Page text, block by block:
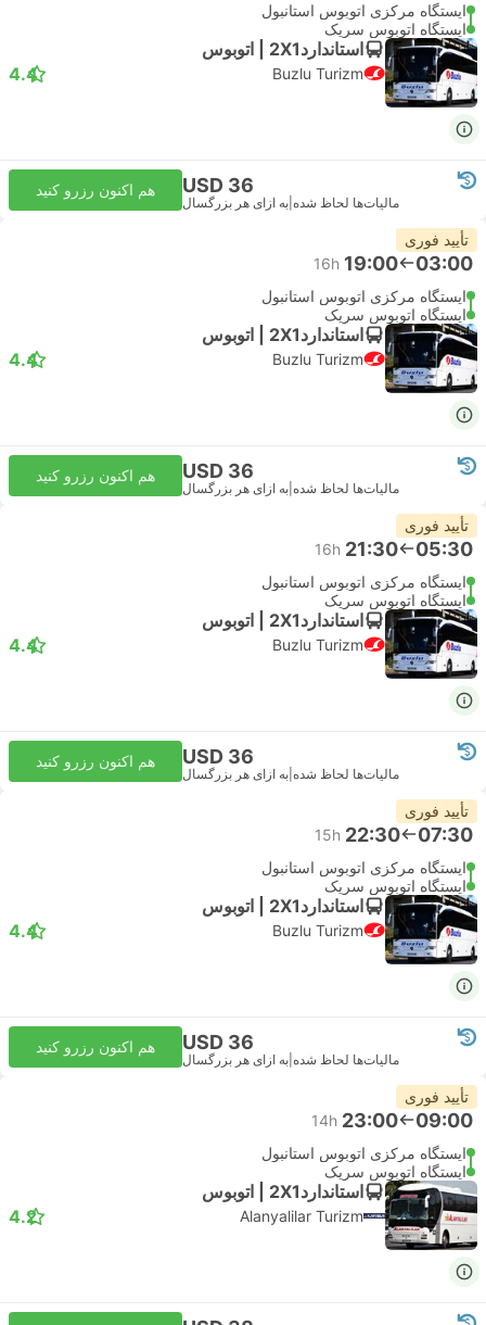
ایستگاه مرکزی اتوبوس استانبول
ایستگاه اتوبوس سریک
استاندارد2X1 | اتوبوس
Buzlu Turizm
4.4
USD 36
مالیات‌ها لحاظ شده به ازای هر بزرگسال
هم اکنون رزرو کنید
تأیید فوری
03:00
19:00
16h
ایستگاه مرکزی اتوبوس استانبول
ایستگاه اتوبوس سریک
استاندارد2X1 | اتوبوس
Buzlu Turizm
4.4
USD 36
مالیات‌ها لحاظ شده به ازای هر بزرگسال
هم اکنون رزرو کنید
تأیید فوری
05:30
21:30
16h
ایستگاه مرکزی اتوبوس استانبول
ایستگاه اتوبوس سریک
استاندارد2X1 | اتوبوس
Buzlu Turizm
4.4
USD 36
مالیات‌ها لحاظ شده به ازای هر بزرگسال
هم اکنون رزرو کنید
تأیید فوری
07:30
22:30
15h
ایستگاه مرکزی اتوبوس استانبول
ایستگاه اتوبوس سریک
استاندارد2X1 | اتوبوس
Buzlu Turizm
4.4
USD 36
مالیات‌ها لحاظ شده به ازای هر بزرگسال
هم اکنون رزرو کنید
تأیید فوری
09:00
23:00
14h
ایستگاه مرکزی اتوبوس استانبول
ایستگاه اتوبوس سریک
استاندارد2X1 | اتوبوس
Alanyalilar Turizm
4.2